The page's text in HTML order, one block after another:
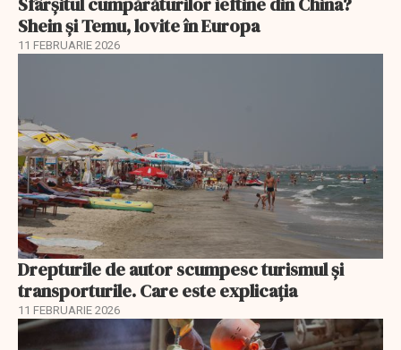
Shein și Temu, lovite în Europa
11 FEBRUARIE 2026
Drepturile de autor scumpesc turismul și
transporturile. Care este explicația
11 FEBRUARIE 2026